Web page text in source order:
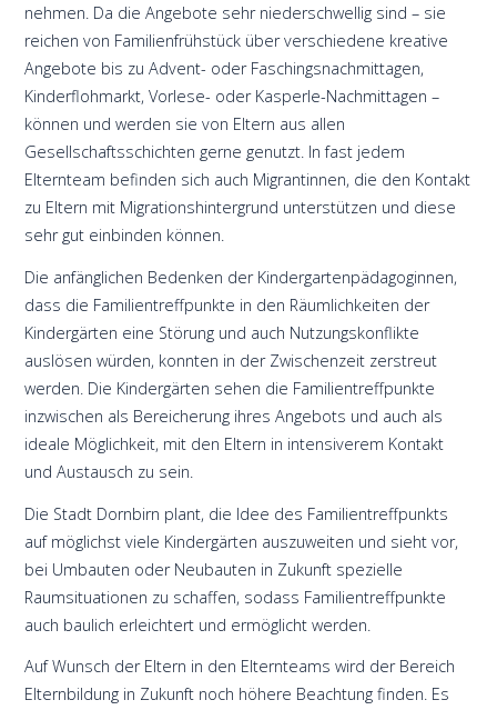
nehmen. Da die Angebote sehr niederschwellig sind – sie
reichen von Familienfrühstück über verschiedene kreative
Angebote bis zu Advent- oder Faschingsnachmittagen,
Kinderflohmarkt, Vorlese- oder Kasperle-Nachmittagen –
können und werden sie von Eltern aus allen
Gesellschaftsschichten gerne genutzt. In fast jedem
Elternteam befinden sich auch Migrantinnen, die den Kontakt
zu Eltern mit Migrationshintergrund unterstützen und diese
sehr gut einbinden können.
Die anfänglichen Bedenken der Kindergartenpädagoginnen,
dass die Familientreffpunkte in den Räumlichkeiten der
Kindergärten eine Störung und auch Nutzungskonflikte
auslösen würden, konnten in der Zwischenzeit zerstreut
werden. Die Kindergärten sehen die Familientreffpunkte
inzwischen als Bereicherung ihres Angebots und auch als
ideale Möglichkeit, mit den Eltern in intensiverem Kontakt
und Austausch zu sein.
Die Stadt Dornbirn plant, die Idee des Familientreffpunkts
auf möglichst viele Kindergärten auszuweiten und sieht vor,
bei Umbauten oder Neubauten in Zukunft spezielle
Raumsituationen zu schaffen, sodass Familientreffpunkte
auch baulich erleichtert und ermöglicht werden.
Auf Wunsch der Eltern in den Elternteams wird der Bereich
Elternbildung in Zukunft noch höhere Beachtung finden. Es